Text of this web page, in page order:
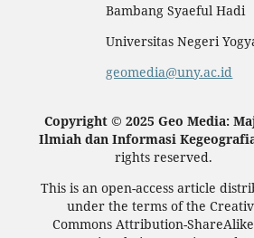
Bambang Syaeful Hadi
Universitas Negeri
geomedia@uny.ac.id
Copyright © 2025 Geo Media:
Ilmiah dan Informasi
rights reserved.
This is an open-access article
under the terms of the
Commons Attribution-